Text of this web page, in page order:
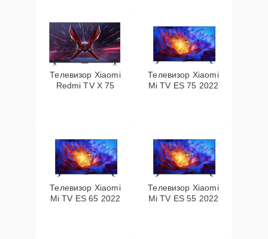
Телевизор Xiaomi
Redmi TV X 75
Телевизор Xiaomi
Mi TV ES 75 2022
Телевизор Xiaomi
Mi TV ES 65 2022
Телевизор Xiaomi
Mi TV ES 55 2022